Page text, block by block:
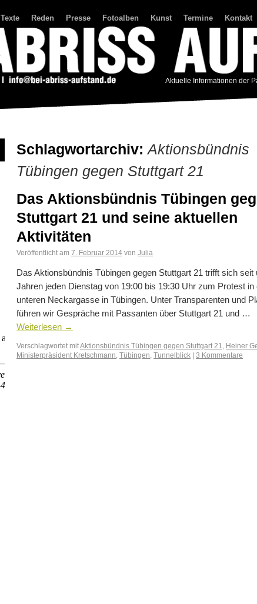
Texte Reden Presse Fotoalben Kunst Termine Kontakt
Aktuelle Informationen der
Schlagwortarchiv:Aktionsbündnis
Tübingen gegen Stuttgart 21
Das Aktionsbündnis Tübingen
Stuttgart 21 und seine aktuellen
Aktivitäten
Veröffentlicht am 7. Februar 2014 von Julia
Das Aktionsbündnis Tübingen gegen Stuttgart 21 trifft sich seit
Jahren jeden Dienstag von 19:00 bis 19:30 Uhr zum Protest in
unteren Neckargasse in Tübingen. Unter Transparenten und
führen wir Gespräche mit Passanten über Stuttgart 21 und …
Weiterlesen →
Verschlagwortet mitAktionsbündnis Tübingen gegen Stuttgart 21 Heiner
Ministerpräsident Kretschmann Tübingen Tunnelblick | 3 Kommentare